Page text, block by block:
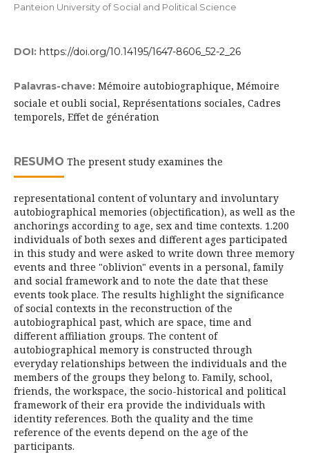
Panteion University of Social and Political Science
DOI: https://doi.org/10.14195/1647-8606_52-2_26
Palavras-chave: Mémoire autobiographique, Mémoire
sociale et oubli social, Représentations sociales, Cadres
temporels, Effet de génération
RESUMO The present study examines the
representational content of voluntary and involuntary
autobiographical memories (objectification), as well as the
anchorings according to age, sex and time contexts. 1.200
individuals of both sexes and different ages participated
in this study and were asked to write down three memory
events and three "oblivion" events in a personal, family
and social framework and to note the date that these
events took place. The results highlight the significance
of social contexts in the reconstruction of the
autobiographical past, which are space, time and
different affiliation groups. The content of
autobiographical memory is constructed through
everyday relationships between the individuals and the
members of the groups they belong to. Family, school,
friends, the workspace, the socio-historical and political
framework of their era provide the individuals with
identity references. Both the quality and the time
reference of the events depend on the age of the
participants.